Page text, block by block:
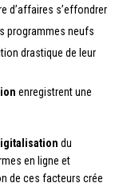
d’affaires s’effondrer
programmes neufs
drastique de leur
enregistrent une
du
en ligne et
de ces facteurs crée